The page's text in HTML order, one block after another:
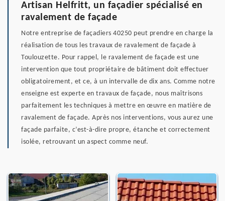
Artisan Helfritt, un façadier spécialisé en
ravalement de façade
Notre entreprise de façadiers 40250 peut prendre en charge la
réalisation de tous les travaux de ravalement de façade à
Toulouzette. Pour rappel, le ravalement de façade est une
intervention que tout propriétaire de bâtiment doit effectuer
obligatoirement, et ce, à un intervalle de dix ans. Comme notre
enseigne est experte en travaux de façade, nous maîtrisons
parfaitement les techniques à mettre en œuvre en matière de
ravalement de façade. Après nos interventions, vous aurez une
façade parfaite, c’est-à-dire propre, étanche et correctement
isolée, retrouvant un aspect comme neuf.